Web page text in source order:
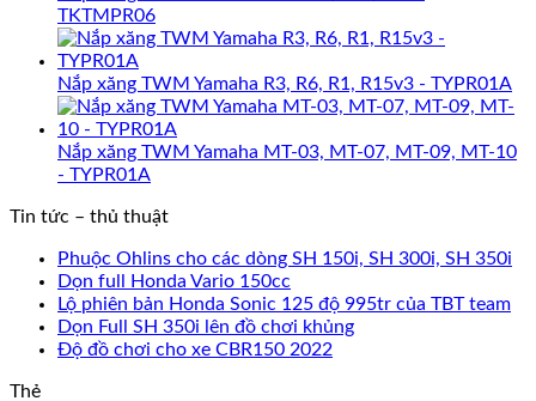
TKTMPR06
Nắp xăng TWM Yamaha R3, R6, R1, R15v3 - TYPR01A
Nắp xăng TWM Yamaha MT-03, MT-07, MT-09, MT-10
- TYPR01A
Tin tức – thủ thuật
Phuộc Ohlins cho các dòng SH 150i, SH 300i, SH 350i
Dọn full Honda Vario 150cc
Lộ phiên bản Honda Sonic 125 độ 995tr của TBT team
Dọn Full SH 350i lên đồ chơi khủng
Độ đồ chơi cho xe CBR150 2022
Thẻ